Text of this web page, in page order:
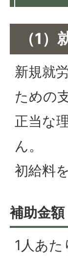
（1
新規就
ための
正当な
ん。
初給料
補助金額
1人あた